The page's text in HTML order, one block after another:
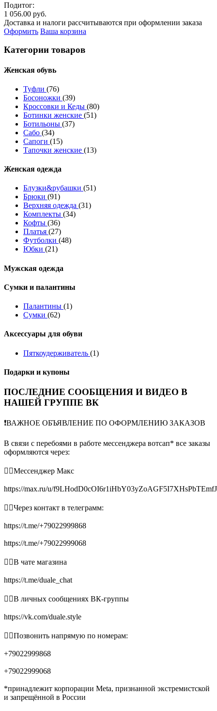
Подитог:
1 056.00 руб.
Доставка и налоги рассчитываются при оформлении заказа
Оформить Ваша корзина
Категории товаров
Женcкая обувь
Туфли (76)
Босоножки (39)
Кроссовки и Кеды (80)
Ботинки женские (51)
Ботильоны (37)
Сабо (34)
Сапоги (15)
Тапочки женские (13)
Женская одежда
Блузки&рубашки (51)
Брюки (91)
Верхняя одежда (31)
Комплекты (34)
Кофты (36)
Платья (27)
Футболки (48)
Юбки (21)
Мужская одежда
Сумки и палантины
Палантины (1)
Сумки (62)
Аксессуары для обуви
Пяткоудерживатель (1)
Подарки и купоны
ПОСЛЕДНИЕ СООБЩЕНИЯ И ВИДЕО В
НАШЕЙ ГРУППЕ ВК
❗️ВАЖНОЕ ОБЪЯВЛЕНИЕ ПО ОФОРМЛЕНИЮ ЗАКАЗОВ
В связи с перебоями в работе мессенджера вотсап* все заказы
оформляются через:
👉🏻Мессенджер Макс
https://max.ru/u/
👉🏻Через контакт в телеграмм:
https://t.me/+79022999868
https://t.me/+79022999068
👉🏻В чате магазина
https://t.me/duale_chat
👉🏻В личных сообщениях ВК-группы
https://vk.com/duale.style
👉🏻Позвонить напрямую по номерам:
+79022999868
+79022999068
*принадлежит корпорации Meta, признанной экстремистской
и запрещённой в России